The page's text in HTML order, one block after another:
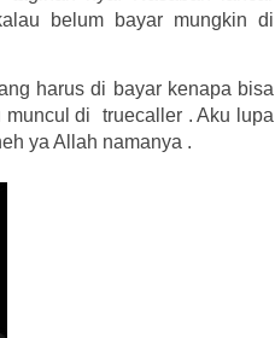
belum bayar mungkin di
harus di bayar kenapa bisa
di truecaller . Aku lupa
ya Allah namanya .